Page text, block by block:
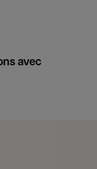
avec